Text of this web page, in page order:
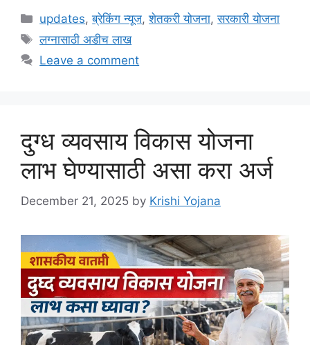
Categories
updates,ब्रेकिंग न्यूज,शेतकरी योजना,सरकारी योजना
Tags
लग्नासाठी अडीच लाख
Leave a comment
दुग्ध व्यवसाय विकास योजना
लाभ घेण्यासाठी असा करा अर्ज
December 21, 2025 by Krishi Yojana